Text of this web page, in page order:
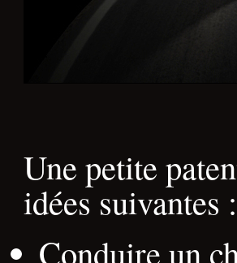
Une petite
idées suivantes :
Conduire un